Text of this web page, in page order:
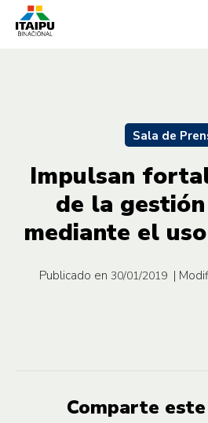
Sala de
Impulsan
de la
mediante el
Publicado en 30/01/2019 |
Comparte